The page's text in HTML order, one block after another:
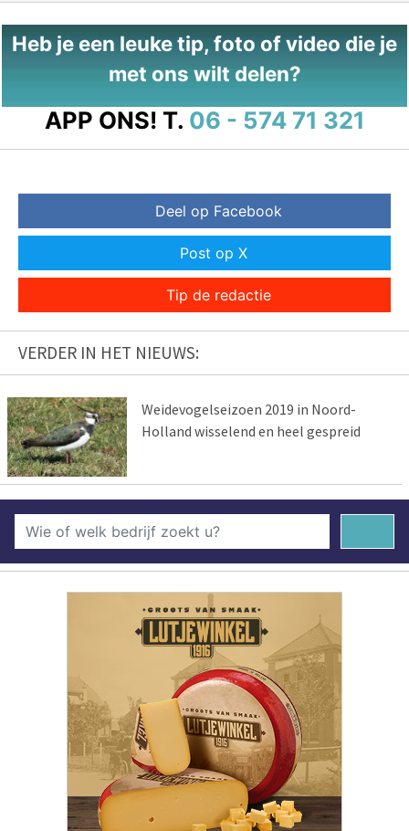
Heb je een leuke tip, foto of video die je
met ons wilt delen?
APP ONS! T. 06 - 574 71 321
Deel op Facebook
Post op X
Tip de redactie
VERDER IN HET NIEUWS:
Weidevogelseizoen 2019 in Noord-
Holland wisselend en heel gespreid